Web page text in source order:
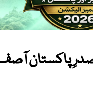
صدرِ پاکستان